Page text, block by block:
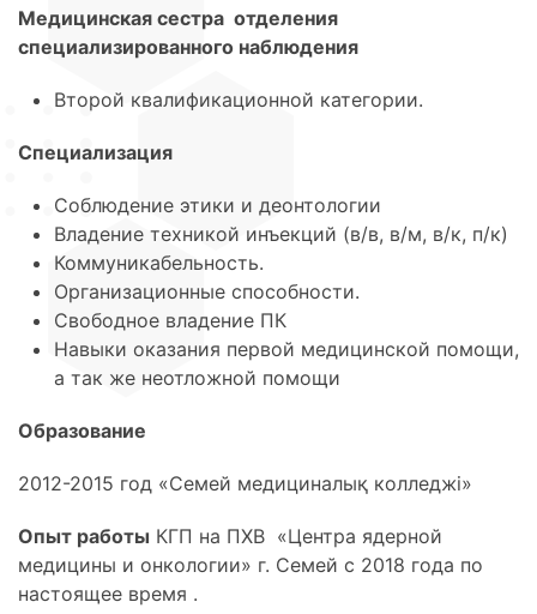
Медицинская сестра отделения
специализированного наблюдения
Второй квалификационной категории.
Специализация
Соблюдение этики и деонтологии
Владение техникой инъекций (в/в, в/м, в/к, п/к)
Коммуникабельность.
Организационные способности.
Свободное владение ПК
Навыки оказания первой медицинской помощи,
а так же неотложной помощи
Образование
2012-2015 год «Семей медициналық колледжі»
Опыт работы КГП на ПХВ «Центра ядерной
медицины и онкологии» г. Семей с 2018 года по
настоящее время .